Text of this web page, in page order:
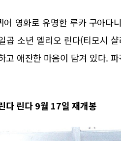
어 영화로 유명한 루카 구아다
곱 소년 엘리오 린다(티모시
고 애잔한 마음이 담겨 있다.
다 린다 9월 17일 재개봉